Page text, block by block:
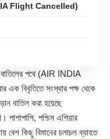
Flight Cancelled)
পথে (AIR INDIA
বিবৃতিতে সংস্থার পক্ষ থেকে
বাতিল করা হয়েছে
পাশাপাশি, পশ্চিম এশিয়ার
বেশ কিছু বিমানের চলাচল ব্যাহত